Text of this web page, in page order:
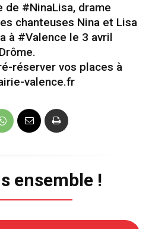
de #NinaLisa, drame
chanteuses Nina et Lisa
à #Valence le 3 avril
réserver vos places à
valence.fr
ensemble !